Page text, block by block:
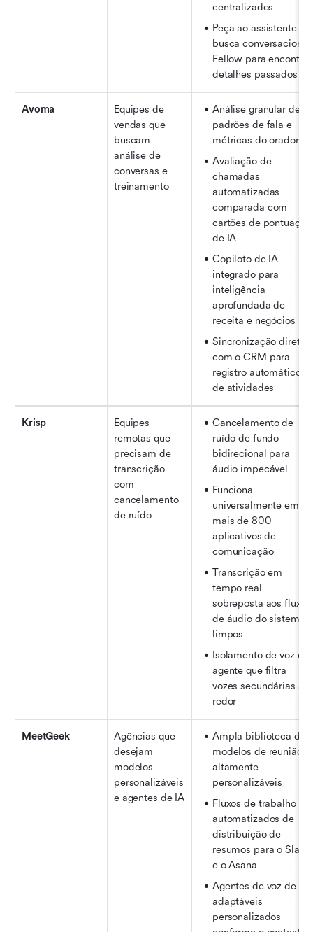
centralizados
Peça ao assistente de
busca conversacional
Fellow para encontrar
detalhes passados
Avoma
Equipes de
vendas que
buscam
análise de
conversas e
treinamento
Análise granular de
padrões de fala e
métricas do orador
Avaliação de
chamadas
automatizadas
comparada com
cartões de pontuação
de IA
Copiloto de IA
integrado para
inteligência
aprofundada de
receita e negócios
Sincronização direta
com o CRM para
registro automático
de atividades
Krisp
Equipes
remotas que
precisam de
transcrição
com
cancelamento
de ruído
Cancelamento de
ruído de fundo
bidirecional para
áudio impecável
Funciona
universalmente em
mais de 800
aplicativos de
comunicação
Transcrição em
tempo real
sobreposta aos fluxos
de áudio do sistema
limpos
Isolamento de voz do
agente que filtra
vozes secundárias ao
redor
MeetGeek
Agências que
desejam
modelos
personalizáveis
e agentes de IA
Ampla biblioteca de
modelos de reunião
altamente
personalizáveis
Fluxos de trabalho
automatizados de
distribuição de
resumos para o Slack
e o Asana
Agentes de voz de IA
adaptáveis
personalizados